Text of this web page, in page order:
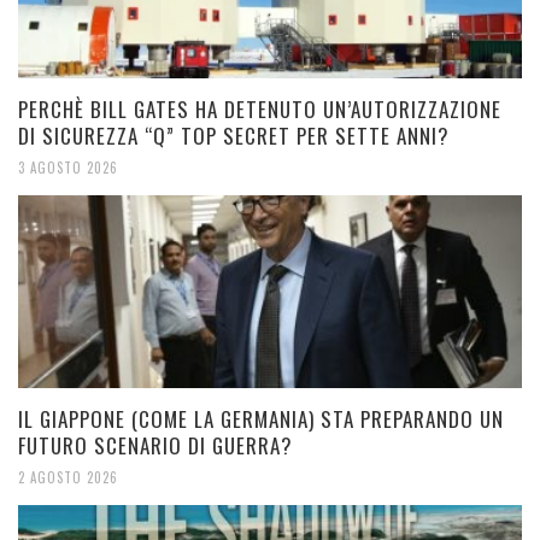
PERCHÈ BILL GATES HA DETENUTO UN’AUTORIZZAZIONE
DI SICUREZZA “Q” TOP SECRET PER SETTE ANNI?
3 AGOSTO 2026
IL GIAPPONE (COME LA GERMANIA) STA PREPARANDO UN
FUTURO SCENARIO DI GUERRA?
2 AGOSTO 2026